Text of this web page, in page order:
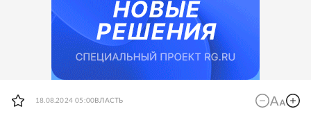
18.08.2024 05:00 ВЛАСТЬ